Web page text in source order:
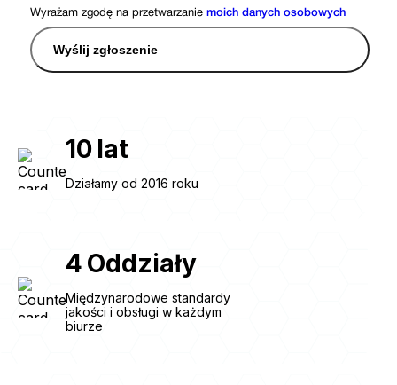
Wyrażam zgodę na przetwarzanie moich danych osobowych
Wyślij zgłoszenie
10 lat
Działamy od 2016 roku
4 Oddziały
Międzynarodowe standardy
jakości i obsługi w każdym
biurze